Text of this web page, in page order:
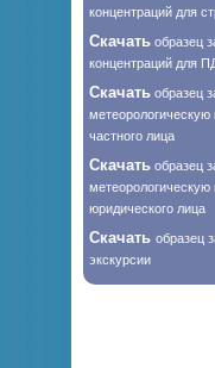
концентраций для
Скачать образец
концентраций для
Скачать образец
частного лица
Скачать образец
юридического лица
Скачать образец
экскурсии